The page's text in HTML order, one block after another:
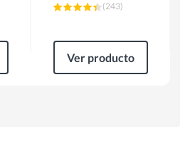
(243)
Ver producto